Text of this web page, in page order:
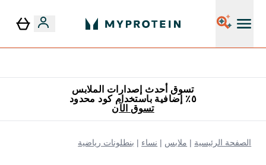
تسوق أحدث إصدارات الملابس
٥٪ إضافية باستخدام كود محدود
تسوق الآن
الصفحة الرئيسية ملابس نساء بنطلونات رياضية